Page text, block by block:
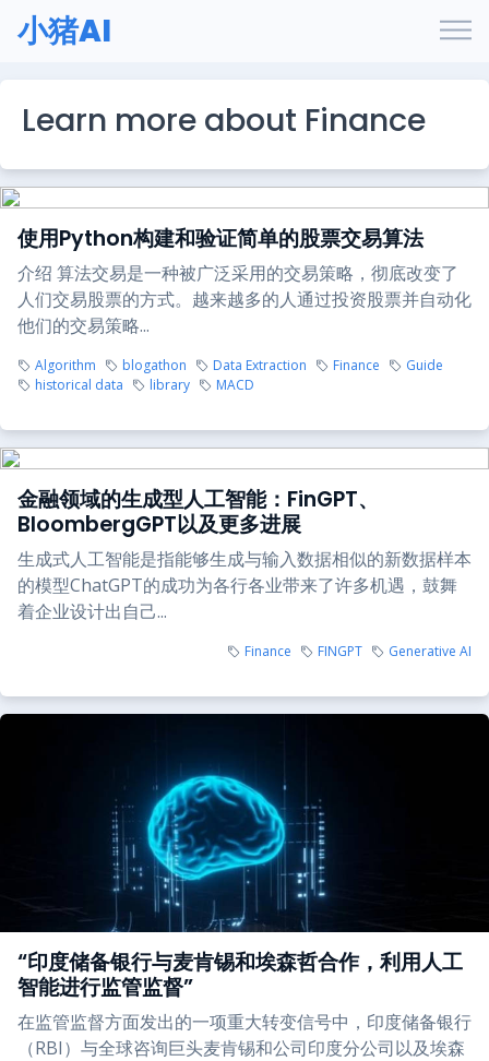
小猪AI
Learn more about Finance
使用Python构建和验证简单的股票交易算法
介绍 算法交易是一种被广泛采用的交易策略，彻底改变了
人们交易股票的方式。越来越多的人通过投资股票并自动化
他们的交易策略...
Algorithm blogathon Data Extraction Finance
Guide
historical data
library MACD
金融领域的生成型人工智能：FinGPT、
BloombergGPT以及更多进展
生成式人工智能是指能够生成与输入数据相似的新数据样本
的模型ChatGPT的成功为各行各业带来了许多机遇，鼓舞
着企业设计出自己...
Finance FINGPT Generative AI
“印度储备银行与麦肯锡和埃森哲合作，利用人工
智能进行监管监督”
在监管监督方面发出的一项重大转变信号中，印度储备银行
（RBI）与全球咨询巨头麦肯锡和公司印度分公司以及埃森